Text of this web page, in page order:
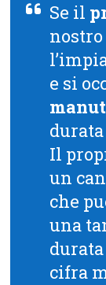
Se il
e si
Il
un
che
una
cifra